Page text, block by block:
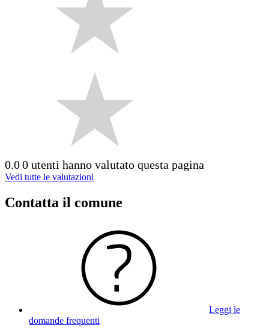
0.00 utenti hanno valutato questa pagina
Vedi tutte le valutazioni
Contatta il comune
Leggi le
domande frequenti